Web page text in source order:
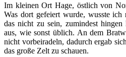
Im kleinen Ort Hage, östlich von
Was dort gefeiert wurde, wusste ich
das nicht zu sein, zumindest hingen
aus, wie sonst üblich. An dem
nicht vorbeiradeln, dadurch ergab
das große Zelt zu schauen.